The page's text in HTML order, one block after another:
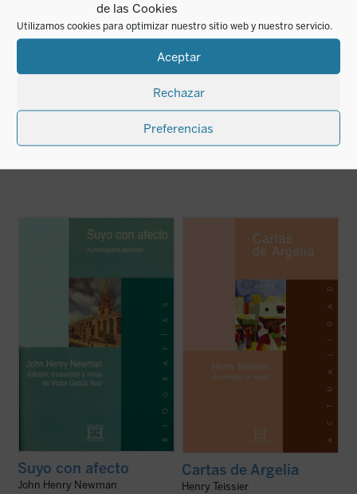
de las Cookies
Utilizamos cookies para optimizar nuestro sitio web y nuestro servicio.
Aceptar
Rechazar
Preferencias
Guadalupe Arbona Abascal
extraordinario
Manuel García Morente
10,00
El año 2000 celebramos el segundo
centenario de la muerte de John Henry
Newman, efemérides que ---como todo
(ver ficha)
Suyo con afecto
John Henry Newman
tensiones dentro del islam conducen hacia
el integrismo más violento, Argelia es el
paradigma del terrorismo islámico. En
una comunidad minoritaria vive otra ...(ver
Cartas de Argelia
Henry Teissier